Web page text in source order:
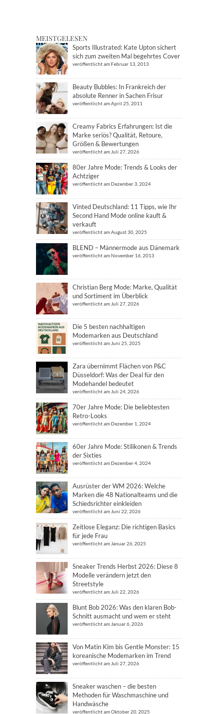
MEISTGELESEN
Sports Illustrated: Kate Upton sichert
sich zum zweiten Mal begehrtes Cover
veröffentlicht am Februar 13, 2013
Beauty Bubbles: In Frankreich der
absolute Renner in Sachen Frisur
veröffentlicht am April 25, 2011
Creamy Fabrics Erfahrungen: Ist die
Marke seriös? Qualität, Retoure,
Größen & Bewertungen
veröffentlicht am Juli 27, 2026
80er Jahre Mode: Trends & Looks der
Achtziger
veröffentlicht am Dezember 3, 2024
Vinted Deutschland: 11 Tipps, wie Ihr
Second Hand Mode online kauft &
verkauft
veröffentlicht am August 30, 2025
BLEND – Männermode aus Dänemark
veröffentlicht am November 16, 2013
Christian Berg Mode: Marke, Qualität
und Sortiment im Überblick
veröffentlicht am Juli 27, 2026
Die 5 besten nachhaltigen
Modemarken aus Deutschland
veröffentlicht am Juni 25, 2025
Zara übernimmt Flächen von P&C
Düsseldorf: Was der Deal für den
Modehandel bedeutet
veröffentlicht am Juli 24, 2026
70er Jahre Mode: Die beliebtesten
Retro-Looks
veröffentlicht am Dezember 1, 2024
60er Jahre Mode: Stilikonen & Trends
der Sixties
veröffentlicht am Dezember 4, 2024
Ausrüster der WM 2026: Welche
Marken die 48 Nationalteams und die
Schiedsrichter einkleiden
veröffentlicht am Juni 22, 2026
Zeitlose Eleganz: Die richtigen Basics
für jede Frau
veröffentlicht am Januar 26, 2025
Sneaker Trends Herbst 2026: Diese 8
Modelle verändern jetzt den
Streetstyle
veröffentlicht am Juli 22, 2026
Blunt Bob 2026: Was den klaren Bob-
Schnitt ausmacht und wem er steht
veröffentlicht am Januar 6, 2026
Von Matin Kim bis Gentle Monster: 15
koreanische Modemarken im Trend
veröffentlicht am Juli 27, 2026
Sneaker waschen – die besten
Methoden für Waschmaschine und
Handwäsche
veröffentlicht am Oktober 20, 2025